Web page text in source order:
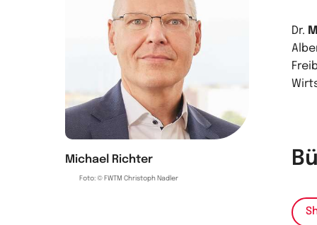
Michael Richter
Foto: © FWTM Christoph Nadler
Dr.